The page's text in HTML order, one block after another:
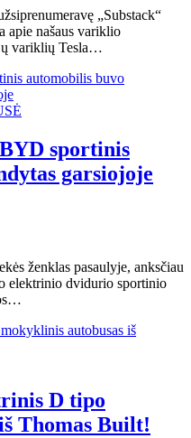
„Substack“
apie našaus variklio
variklių Tesla…
sportinis
garsiojoje
ženklas pasaulyje, anksčiau
elektrinio dvidurio sportinio
D tipo
Thomas Built!